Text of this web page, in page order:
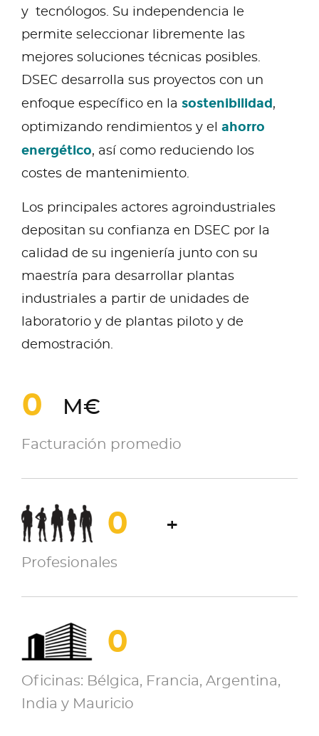
y tecnólogos. Su independencia le
permite seleccionar libremente las
mejores soluciones técnicas posibles.
DSEC desarrolla sus proyectos con un
enfoque específico en la sostenibilidad,
optimizando rendimientos y el ahorro
energético, así como reduciendo los
costes de mantenimiento.
Los principales actores agroindustriales
depositan su confianza en DSEC por la
calidad de su ingeniería junto con su
maestría para desarrollar plantas
industriales a partir de unidades de
laboratorio y de plantas piloto y de
demostración.
0 M€
Facturación promedio
0 +
Profesionales
0
Oficinas: Bélgica, Francia, Argentina,
India y Mauricio